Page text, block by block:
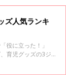
ズ人気ランキ
役に立った！」
育児グッズの3ジ